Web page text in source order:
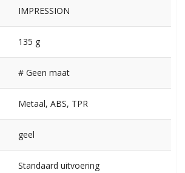
IMPRESSION
135 g
# Geen maat
Metaal, ABS, TPR
geel
Standaard uitvoering